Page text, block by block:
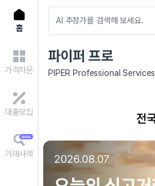
홈
가격자문
대출모집
거래사례
파이퍼 프로
PIPER Professional Services